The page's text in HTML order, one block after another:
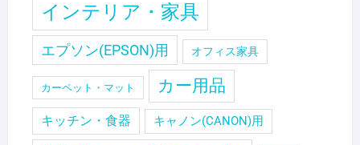
インテリア・家具
エプソン(EPSON)用 オフィス家具
カーペット・マット カー用品
キッチン・食器 キャノン(CANON)用